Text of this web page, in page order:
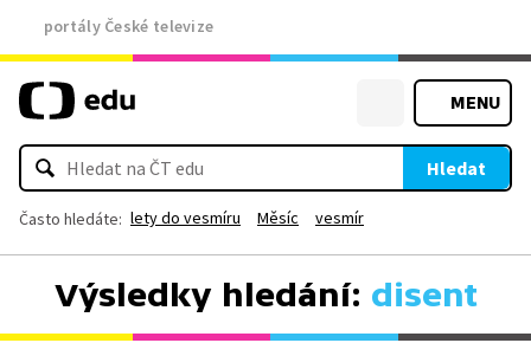
portály České televize
MENU
Hledat
Často hledáte: lety do vesmíru Měsíc vesmír
Výsledky hledání: disent